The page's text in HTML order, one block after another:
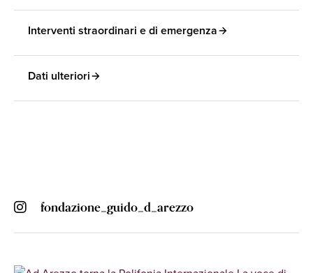
Interventi straordinari e di emergenza
Dati ulteriori
fondazione_guido_d_arezzo